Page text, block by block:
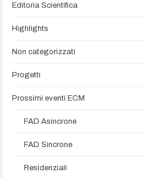
Editoria Scientifica
Highlights
Non categorizzati
Progetti
Prossimi eventi ECM
FAD Asincrone
FAD Sincrone
Residenziali